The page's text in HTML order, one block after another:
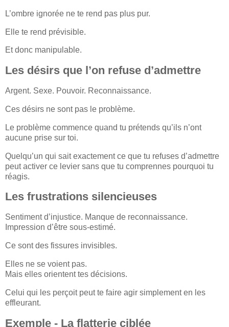
L’ombre ignorée ne te rend pas plus pur.
Elle te rend prévisible.
Et donc manipulable.
Les désirs que l’on refuse d’admettre
Argent. Sexe. Pouvoir. Reconnaissance.
Ces désirs ne sont pas le problème.
Le problème commence quand tu prétends qu’ils n’ont
aucune prise sur toi.
Quelqu’un qui sait exactement ce que tu refuses d’admettre
peut activer ce levier sans que tu comprennes pourquoi tu
réagis.
Les frustrations silencieuses
Sentiment d’injustice. Manque de reconnaissance.
Impression d’être sous-estimé.
Ce sont des fissures invisibles.
Elles ne se voient pas.
Mais elles orientent tes décisions.
Celui qui les perçoit peut te faire agir simplement en les
effleurant.
Exemple - La flatterie ciblée